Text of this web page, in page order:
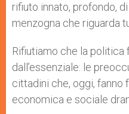
rifiuto innato, profondo,
menzogna che riguarda
Rifiutiamo che la
dall’essenziale: le
cittadini che, oggi, fanno
economica e sociale